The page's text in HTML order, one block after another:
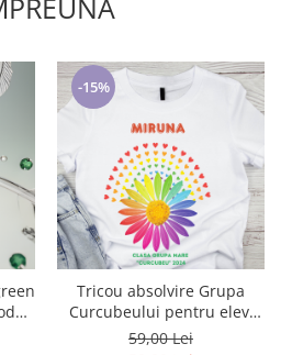
-15%
Tricou absolvire Grupa
Curcubeului pentru elevi
clasa 4 sau gradinita
59,00 Lei